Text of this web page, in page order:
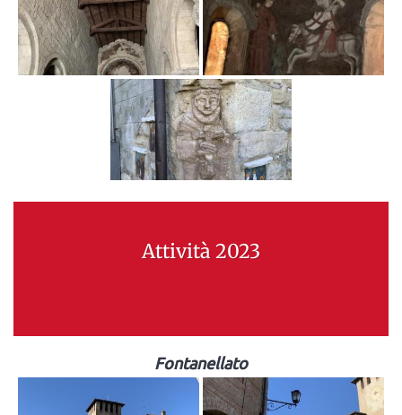
Attività 2023
Fontanellato